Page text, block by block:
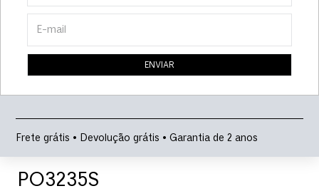
ENVIAR
Frete grátis • Devolução grátis • Garantia de 2 anos
PO3235S